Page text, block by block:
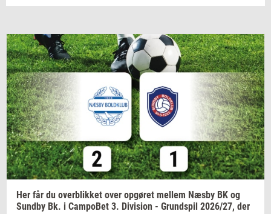
Navn
Jeg vil gerne modtage et nyhedsoverblik, samt
relevante tilbud og brugerfordele på mail. Det er altid
muligt at afmelde.
Privatlivspolitik.
Her får du over­blik­ket over op­gø­ret mel­lem Næsby BK og
Sund­by Bk. i Cam­po­Bet 3. Di­vi­sion - Grund­spil 2026/27, der